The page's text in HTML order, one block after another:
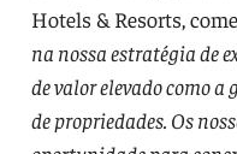
Hotels & Resorts,
na nossa estratégia de
de valor elevado como
de propriedades. Os